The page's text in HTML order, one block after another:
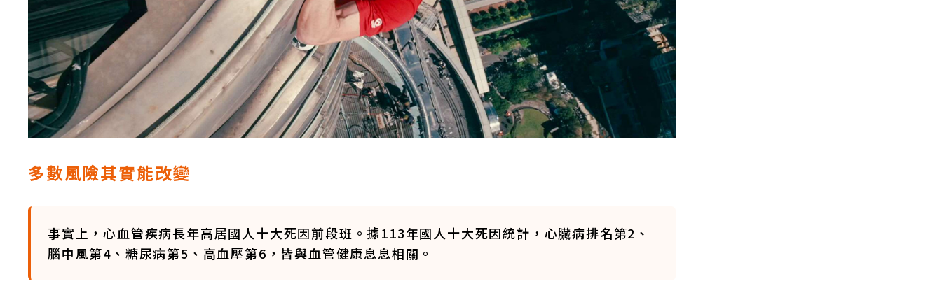
多數風險其實能改變
事實上，心血管疾病長年高居國人十大死因前段班。據113年國人十大死因統計，心臟病排名第2、
腦中風第4、糖尿病第5、高血壓第6，皆與血管健康息息相關。